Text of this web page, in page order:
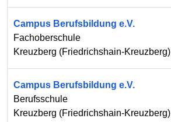
Campus Berufsbildung e.V.
Fachoberschule
Kreuzberg (Friedrichshain-Kreuzberg)
Campus Berufsbildung e.V.
Berufsschule
Kreuzberg (Friedrichshain-Kreuzberg)